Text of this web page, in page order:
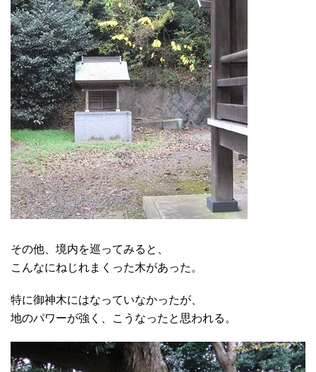
その他、境内を巡ってみると、
こんなにねじれまくった木があった。
特に御神木にはなっていなかったが、
地のパワーが強く、こうなったと思われる。